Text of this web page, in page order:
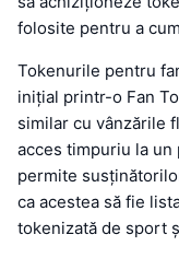
folosite pentru a
Tokenurile pentru
inițial printr-o Fan
similar cu vânzările
acces timpuriu la un
permite
ca acestea să fie
tokenizată de sport